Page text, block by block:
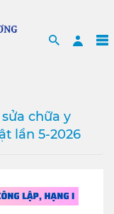
Search
chữa y
lần 5-2026